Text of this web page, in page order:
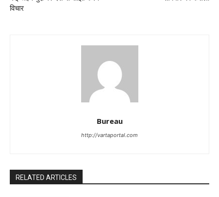
विचार
Bureau
http://vartaportal.com
RELATED ARTICLES